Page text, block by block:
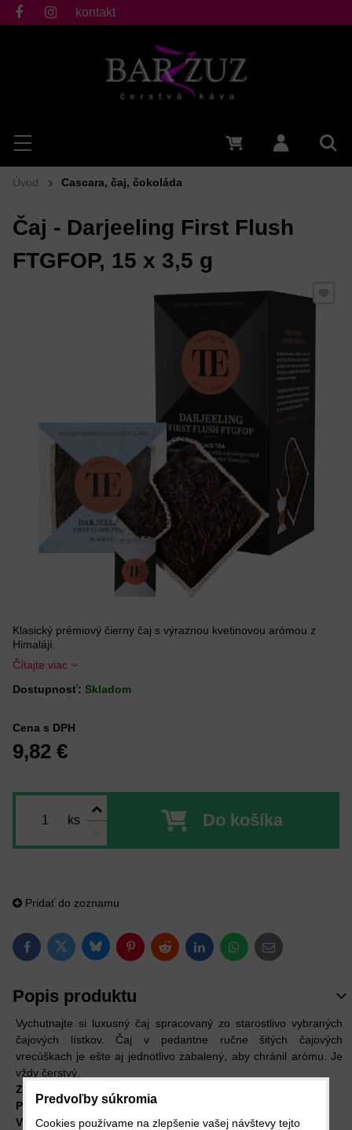
Hľadať
Menu Prihlásiť
fb ig
kontakt
Úvod Cascara, čaj, čokoláda
Čaj - Darjeeling First Flush
FTGFOP, 15 x 3,5 g
Klasický prémiový čierny čaj s výraznou kvetinovou arómou z
Himalájí.
Čítajte viac
Dostupnosť: Skladom
Cena s DPH
9,82 €
ks Do košíka
Pridať do zoznamu
FacebookTwitterBlueskyPinterestRedditLinkedInWhatsApp
E-mail
Popis produktu
Vychutnajte si luxusný čaj spracovaný zo starostlivo vybraných
čajových lístkov. Čaj v pedantne ručne šitých čajových
vrecúškach je ešte aj jednotlivo zabalený, aby chránil arómu. Je
vždy čerstvý.
Zloženie:
Príprava:Nechať lúhovať v 100 °C horúcej vode 3-5 minút.
Výrobca:Market Grounds GmbH & Co. KG, Nemecko
Predvoľby súkromia
Cookies používame na zlepšenie vašej návštevy tejto